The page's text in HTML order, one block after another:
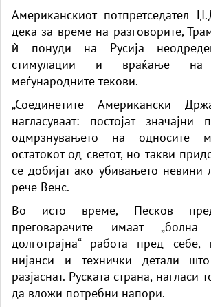
Американскиот потпретседател
дека за време на разговорите,
ѝ понуди на Русија
стимулации и враќање
меѓународните текови.
„Соединетите Американски
нагласуваат: постојат
одмрзнувањето на односите
остатокот од светот, но такви
се добијат ако убивањето невини
рече Венс.
Во исто време, Песков
преговарачите имаат
долготрајна“ работа пред себе,
нијанси и технички детали
разјаснат. Руската страна, нагласи
да вложи потребни напори.